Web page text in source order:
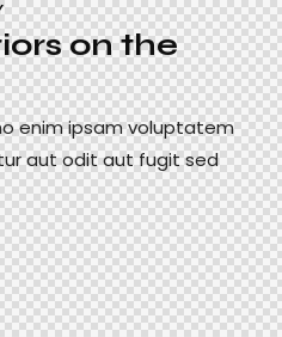
on the
enim ipsam voluptatem
aut odit aut fugit sed